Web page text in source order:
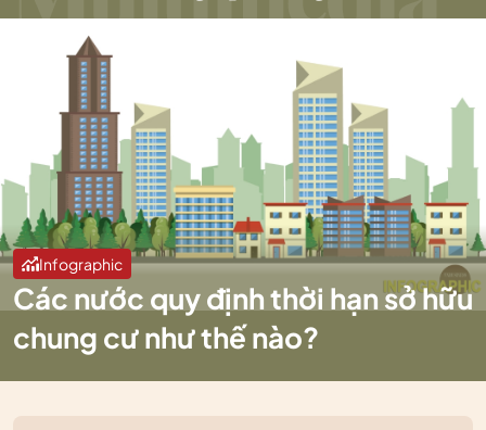
Infographic
Các nước quy định thời hạn sở hữu
chung cư như thế nào?